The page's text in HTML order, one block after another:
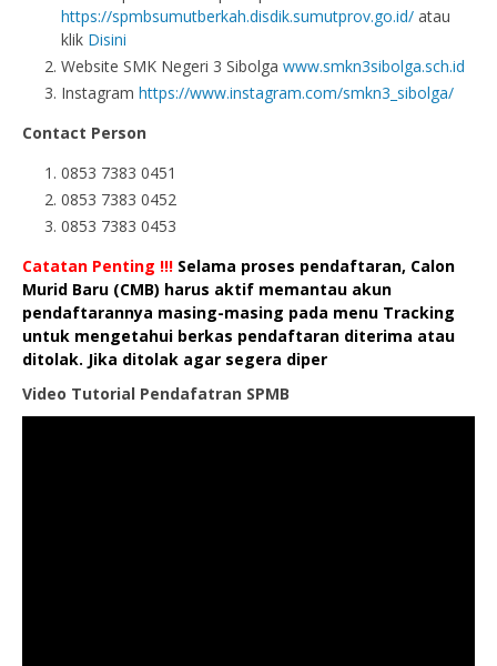
https://spmbsumutberkah.disdik.sumutprov.go.id/ atau
klik Disini
Website SMK Negeri 3 Sibolga www.smkn3sibolga.sch.id
Instagram https://www.instagram.com/smkn3_sibolga/
Contact Person
0853 7383 0451
0853 7383 0452
0853 7383 0453
Catatan Penting !!! Selama proses pendaftaran, Calon
Murid Baru (CMB) harus aktif memantau akun
pendaftarannya masing-masing pada menu Tracking
untuk mengetahui berkas pendaftaran diterima atau
ditolak. Jika ditolak agar segera diper
Video Tutorial Pendafatran SPMB